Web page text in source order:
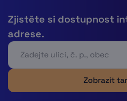
Zjistěte si dostupnost
adrese.
Zobrazit